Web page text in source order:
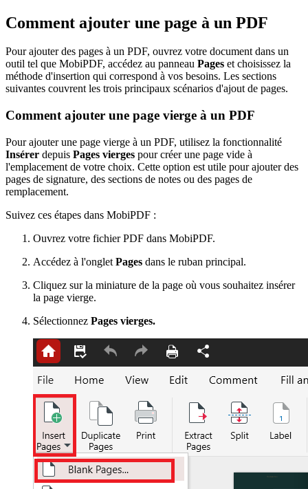
Comment ajouter une page à un PDF
Pour ajouter des pages à un PDF, ouvrez votre document dans un
outil tel que MobiPDF, accédez au panneau Pages et choisissez la
méthode d'insertion qui correspond à vos besoins. Les sections
suivantes couvrent les trois principaux scénarios d'ajout de pages.
Comment ajouter une page vierge à un PDF
Pour ajouter une page vierge à un PDF, utilisez la fonctionnalité
Insérer depuis Pages vierges pour créer une page vide à
l'emplacement de votre choix. Cette option est utile pour ajouter des
pages de signature, des sections de notes ou des pages de
remplacement.
Suivez ces étapes dans MobiPDF :
Ouvrez votre fichier PDF dans MobiPDF.
Accédez à l'onglet Pages dans le ruban principal.
Cliquez sur la miniature de la page où vous souhaitez insérer
la page vierge.
Sélectionnez Pages vierges.